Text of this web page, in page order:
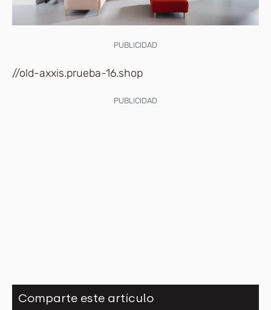
PUBLICIDAD
//old-axxis.prueba-16.shop
PUBLICIDAD
Comparte este artículo